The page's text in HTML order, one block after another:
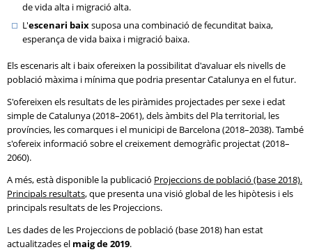
de vida alta i migració alta.
L'escenari baixsuposa una combinació de fecunditat baixa,
esperança de vida baixa i migració baixa.
Els escenaris alt i baix ofereixen la possibilitat d'avaluar els nivells de
població màxima i mínima que podria presentar Catalunya en el futur.
S'ofereixen els resultats de les piràmides projectades per sexe i edat
simple de Catalunya (2018–2061), dels àmbits del Pla territorial, les
províncies, les comarques i el municipi de Barcelona (2018–2038). També
s'ofereix informació sobre el creixement demogràfic projectat (2018–
2060).
A més, està disponible la publicació Projeccions de població (base 2018).
Principals resultats, que presenta una visió global de les hipòtesis i els
principals resultats de les Projeccions.
Les dades de les Projeccions de població (base 2018) han estat
actualitzades el maig de 2019.